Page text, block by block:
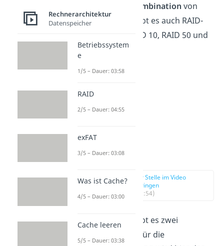
Kombination von
gibt es auch RAID-
Level wie RAID 10, RAID 50 und
RAID 60.
RAID 0
zur Stelle im Video
springen
(01:54)
Bei
gibt es zwei
Festplatten. Für die
Rechnerarchitektur
Datenspeicher
Betriebssystem
e
1/5 – Dauer: 03:58
RAID
2/5 – Dauer: 04:55
exFAT
3/5 – Dauer: 03:08
Was ist Cache?
4/5 – Dauer: 03:00
Cache leeren
5/5 – Dauer: 03:38